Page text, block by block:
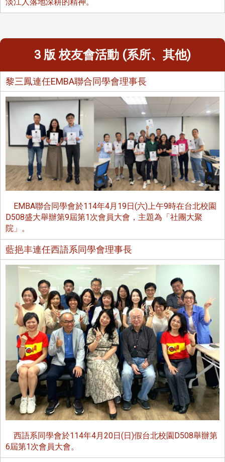
3 版 校友會活動 (系所、其他)
黎三鳳連任EMBA聯合同學會理事長
EMBA聯合同學會於114年4月19日(六)上午9時在台北校園
D508盛大舉辦第9屆第1次會員大會，主題為「社團大聚
院」。
藍挹丰連任西語系同學會理事長
西語系同學會於114年4月20日(日)假台北校園D508舉辦第
6屆第1次會員大會。